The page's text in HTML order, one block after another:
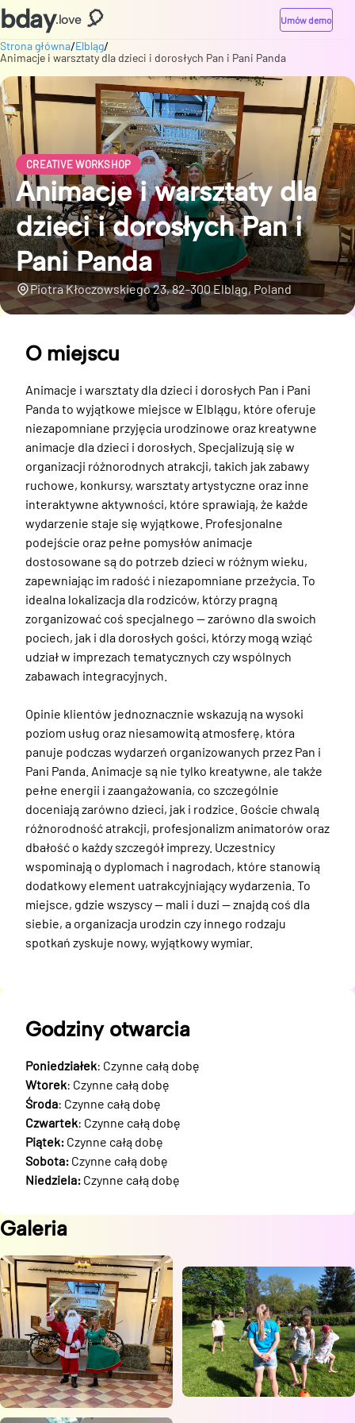
bday.love 🎈 Umów demo
Strona główna/Elbląg/
Animacje i warsztaty dla dzieci i dorosłych Pan i Pani Panda
CREATIVE WORKSHOP
Animacje i warsztaty dla
dzieci i dorosłych Pan i
Pani Panda
Piotra Kłoczowskiego 23, 82-300 Elbląg, Poland
O miejscu
Animacje i warsztaty dla dzieci i dorosłych Pan i Pani
Panda to wyjątkowe miejsce w Elblągu, które oferuje
niezapomniane przyjęcia urodzinowe oraz kreatywne
animacje dla dzieci i dorosłych. Specjalizują się w
organizacji różnorodnych atrakcji, takich jak zabawy
ruchowe, konkursy, warsztaty artystyczne oraz inne
interaktywne aktywności, które sprawiają, że każde
wydarzenie staje się wyjątkowe. Profesjonalne
podejście oraz pełne pomysłów animacje
dostosowane są do potrzeb dzieci w różnym wieku,
zapewniając im radość i niezapomniane przeżycia. To
idealna lokalizacja dla rodziców, którzy pragną
zorganizować coś specjalnego — zarówno dla swoich
pociech, jak i dla dorosłych gości, którzy mogą wziąć
udział w imprezach tematycznych czy wspólnych
zabawach integracyjnych.
Opinie klientów jednoznacznie wskazują na wysoki
poziom usług oraz niesamowitą atmosferę, która
panuje podczas wydarzeń organizowanych przez Pan i
Pani Panda. Animacje są nie tylko kreatywne, ale także
pełne energii i zaangażowania, co szczególnie
doceniają zarówno dzieci, jak i rodzice. Goście chwalą
różnorodność atrakcji, profesjonalizm animatorów oraz
dbałość o każdy szczegół imprezy. Uczestnicy
wspominają o dyplomach i nagrodach, które stanowią
dodatkowy element uatrakcyjniający wydarzenia. To
miejsce, gdzie wszyscy — mali i duzi — znajdą coś dla
siebie, a organizacja urodzin czy innego rodzaju
spotkań zyskuje nowy, wyjątkowy wymiar.
Godziny otwarcia
Poniedziałek: Czynne całą dobę
Wtorek: Czynne całą dobę
Środa: Czynne całą dobę
Czwartek: Czynne całą dobę
Piątek: Czynne całą dobę
Sobota: Czynne całą dobę
Niedziela: Czynne całą dobę
Galeria